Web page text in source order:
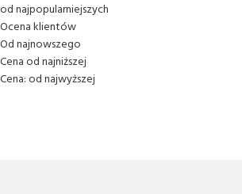
od najpopularniejszych
Ocena klientów
Od najnowszego
Cena od najniższej
Cena: od najwyższej